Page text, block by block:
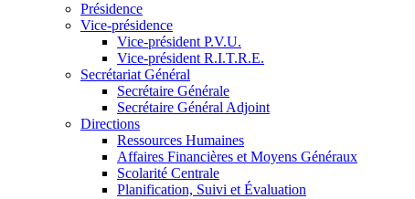
Présidence
Vice-présidence
Vice-président P.V.U.
Vice-président R.I.T.R.E.
Secrétariat Général
Secrétaire Générale
Secrétaire Général Adjoint
Directions
Ressources Humaines
Affaires Financières et Moyens Généraux
Scolarité Centrale
Planification, Suivi et Évaluation